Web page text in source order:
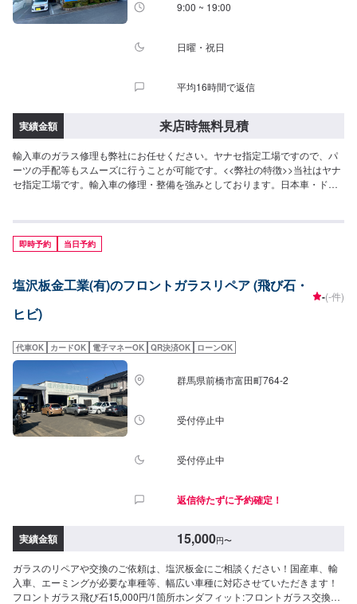
9:00 ~ 19:00
日曜・祝日
平均16時間で返信
実績金額 来店時無料見積
輸入車のガラス修理も弊社にお任せください。ヤナセ指定工場ですので、パ
ーツの手配等もスムーズに行うことが可能です。<<弊社の特徴>>当社はヤナ
セ指定工場です。輸入車の修理・整備を強みとしております。日本車・ドイ
です。<<国家資格を持った整備士が多数在籍>>二級整備士・三級整備士が多
数在籍しております。愛車の不具合・気になるところはなんでもご相談くだ
さい！
即時予約 当日予約
塩沢板金工業(有)のフロントガラスリペア (飛び石・
ヒビ)
-(-件)
代車OK カードOK 電子マネーOK QR決済OK ローンOK
群馬県前橋市富田町764-2
受付停止中
受付停止中
返信待たずに予約確定！
実績金額 15,000円〜
ガラスのリペアや交換のご依頼は、塩沢板金にご相談ください！国産車、輸
入車、エーミングが必要な車種等、幅広い車種に対応させていただきます！
フロントガラス飛び石15,000円/1箇所ホンダフィット:フロントガラス交換工